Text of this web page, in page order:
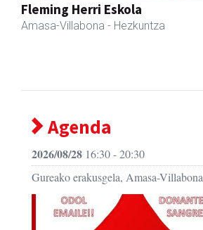
Akam espazioa
Amasa-Villabona
Agenda
2026/08/28 16:30 - 20:30
Gureako erakusgela, Amasa-Villabona